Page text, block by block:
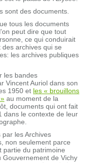
sont des documents.
tous les documents
peut dire que tout
ce qui conduirait
archives qui se
les archives publiques
les bandes
Vincent Auriol dans son
1950 et les « brouillons
au moment de la
documents qui ont fait
dans le contexte de leur
les Archives
non seulement parce
partie du patrimoine
Gouvernement de Vichy